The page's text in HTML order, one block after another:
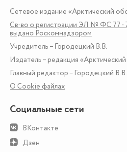
Сетевое издание «Арктический
Св-во о регистрации ЭЛ № ФС 77 -
выдано Роскомнадзором
Учредитель – Городецкий В.В.
Издатель – редакция
Главный редактор – Городецкий В.В.
О Сookie файлах
Социальные сети
ВКонтакте
Дзен